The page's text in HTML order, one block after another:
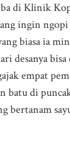
di Klinik
ingin
biasa ia
desanya
empat
batu di